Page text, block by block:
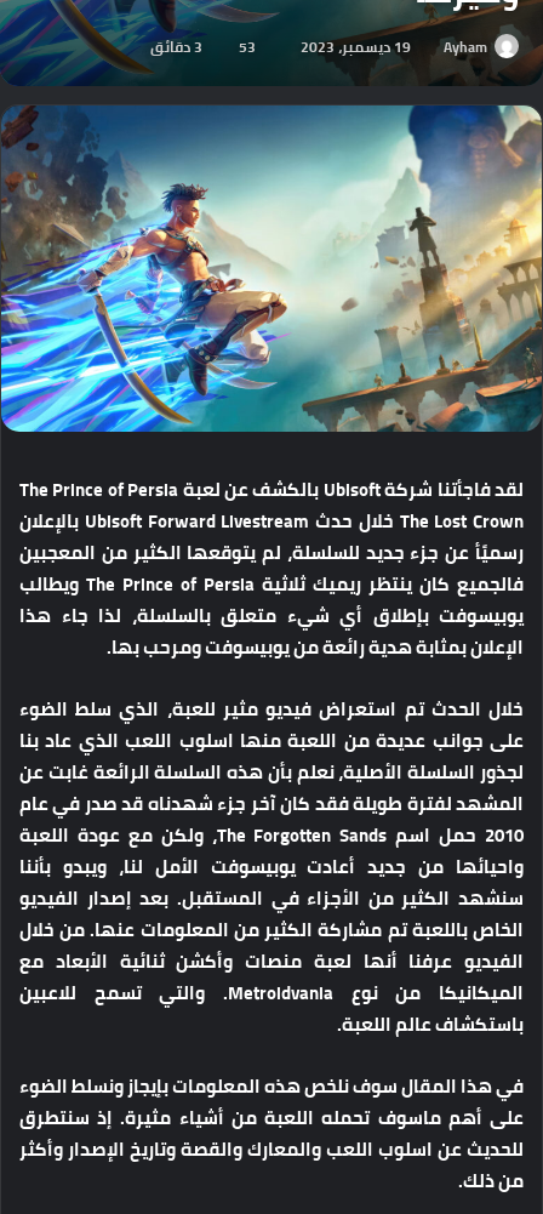
Ayham 19 ديسمبر، 2023 53
لقد فاجأتنا شركة Ubisoft بالكشف عن لعبة The Prince of Persia
The Lost Crown خلال حدث Ubisoft Forward Livestream بالإعلان
رسميًأ عن جزء جديد للسلسلة، لم يتوقعها الكثير من المعجبين
فالجميع كان ينتظر ريميك ثلاثية The Prince of Persia ويطالب
يوبيسوفت بإطلاق أي شيء متعلق بالسلسلة، لذا جاء هذا
الإعلان بمثابة هدية رائعة من يوبيسوفت ومرحب بها.
خلال الحدث تم استعراض فيديو مثير للعبة، الذي سلط الضوء
على جوانب عديدة من اللعبة منها اسلوب اللعب الذي عاد بنا
لجذور السلسلة الأصلية، نعلم بأن هذه السلسلة الرائعة غابت عن
المشهد لفترة طويلة فقد كان آخر جزء شهدناه قد صدر في عام
2010 حمل اسم The Forgotten Sands، ولكن مع عودة اللعبة
واحيائها من جديد أعادت يوبيسوفت الأمل لنا، ويبدو بأننا
سنشهد الكثير من الأجزاء في المستقبل. بعد إصدار الفيديو
الخاص باللعبة تم مشاركة الكثير من المعلومات عنها. من خلال
الفيديو عرفنا أنها لعبة منصات وأكشن ثنائية الأبعاد مع
الميكانيكا من نوع Metroidvania. والتي تسمح للاعبين
باستكشاف عالم اللعبة.
في هذا المقال سوف نلخص هذه المعلومات بإيجاز ونسلط الضوء
على أهم ماسوف تحمله اللعبة من أشياء مثيرة. إذ سنتطرق
للحديث عن اسلوب اللعب والمعارك والقصة وتاريخ الإصدار وأكثر
من ذلك.